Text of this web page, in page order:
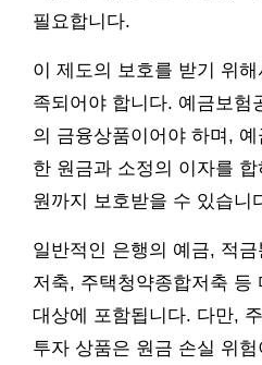
필요합니다.
이 제도의 보호를 받기 위
족되어야 합니다. 예금보험
의 금융상품이어야 하며,
한 원금과 소정의 이자를
원까지 보호받을 수 있습니
일반적인 은행의 예금, 적
저축, 주택청약종합저축 등
대상에 포함됩니다. 다만,
투자 상품은 원금 손실 위